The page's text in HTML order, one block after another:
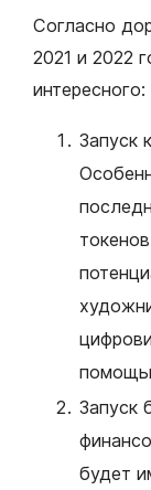
Согласно
2021 и 2022
интересного:
Запуск
Запуск
будет